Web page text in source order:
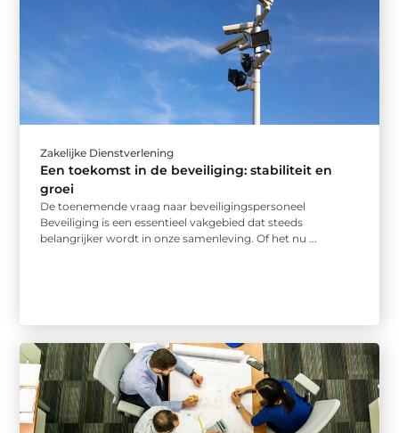
Zakelijke Dienstverlening
Een toekomst in de beveiliging: stabiliteit en
groei
De toenemende vraag naar beveiligingspersoneel
Beveiliging is een essentieel vakgebied dat steeds
belangrijker wordt in onze samenleving. Of het nu ...